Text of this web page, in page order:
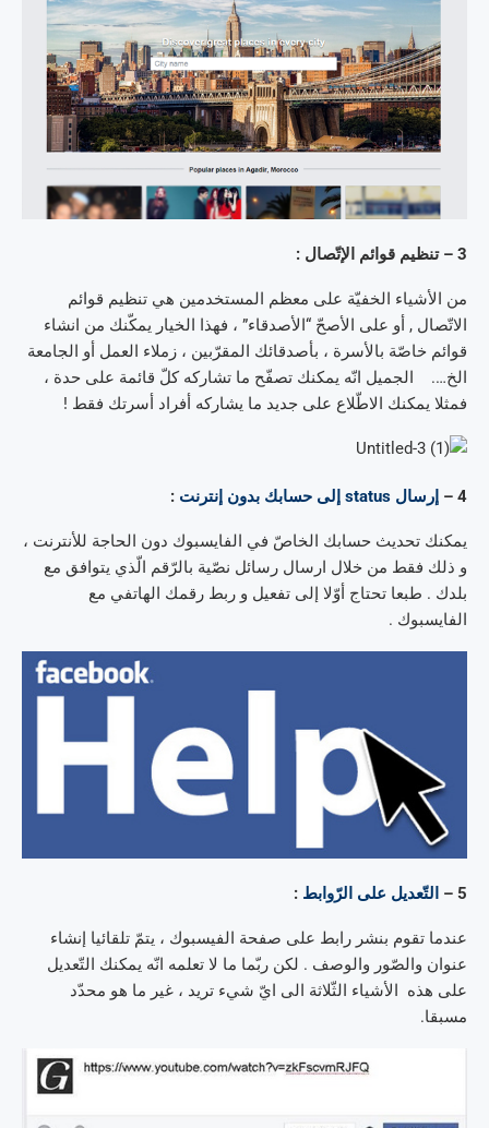
3 – تنظيم قوائم الإتّصال :
من الأشياء الخفيّة على معظم المستخدمين هي تنظيم قوائم
الاتّصال , أو على الأصحّ “الأصدقاء” ، فهذا الخيار يمكّنك من انشاء
قوائم خاصّة بالأسرة ، بأصدقائك المقرّبين ، زملاء العمل أو الجامعة
الخ…. الجميل انّه يمكنك تصفّح ما تشاركه كلّ قائمة على حدة ،
فمثلا يمكنك الاطّلاع على جديد ما يشاركه أفراد أسرتك فقط !
4 – إرسال status إلى حسابك بدون إنترنت :
يمكنك تحديث حسابك الخاصّ في الفايسبوك دون الحاجة للأنترنت ،
و ذلك فقط من خلال ارسال رسائل نصّية بالرّقم الّذي يتوافق مع
بلدك . طبعا تحتاج أوّلا إلى تفعيل و ربط رقمك الهاتفي مع
الفايسبوك .
5 – التّعديل على الرّوابط :
عندما تقوم بنشر رابط على صفحة الفيسبوك ، يتمّ تلقائيا إنشاء
عنوان والصّور والوصف . لكن ربّما ما لا تعلمه انّه يمكنك التّعديل
على هذه الأشياء الثّلاثة الى ايّ شيء تريد ، غير ما هو محدّد
مسبقا.